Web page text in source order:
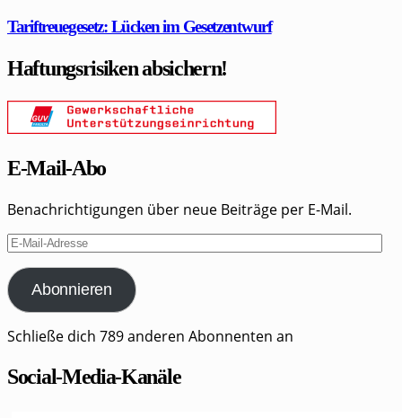
Tariftreuegesetz: Lücken im Gesetzentwurf
Haftungsrisiken absichern!
E-Mail-Abo
Benachrichtigungen über neue Beiträge per E-Mail.
E-
Mail-
Adresse
Abonnieren
Schließe dich 789 anderen Abonnenten an
Social-Media-Kanäle